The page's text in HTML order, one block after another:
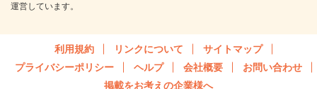
運営しています。
利用規約 リンクについて
サイトマップ
プライバシーポリシー
ヘルプ 会社概要
お問い合わせ
掲載をお考えの企業様へ